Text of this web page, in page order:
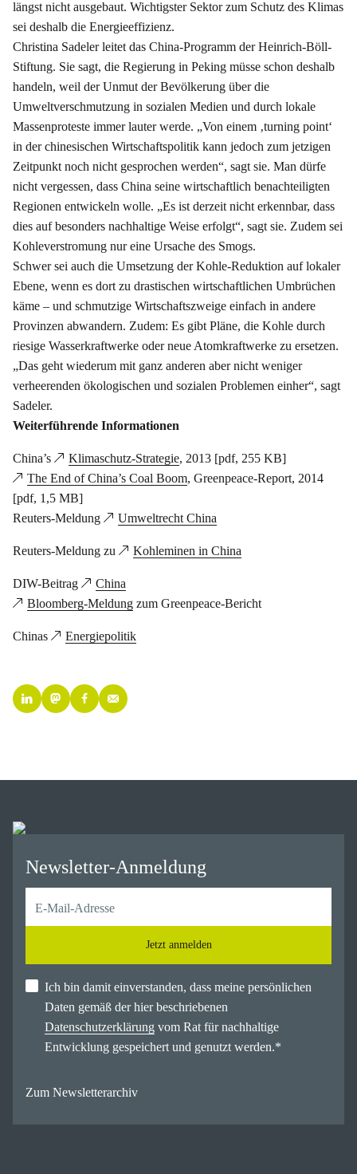
längst nicht ausgebaut. Wichtigster Sektor zum Schutz des Klimas
sei deshalb die Energieeffizienz.
Christina Sadeler leitet das China-Programm der Heinrich-Böll-
Stiftung. Sie sagt, die Regierung in Peking müsse schon deshalb
handeln, weil der Unmut der Bevölkerung über die
Umweltverschmutzung in sozialen Medien und durch lokale
Massenproteste immer lauter werde. „Von einem ‚turning point‘
in der chinesischen Wirtschaftspolitik kann jedoch zum jetzigen
Zeitpunkt noch nicht gesprochen werden“, sagt sie. Man dürfe
nicht vergessen, dass China seine wirtschaftlich benachteiligten
Regionen entwickeln wolle. „Es ist derzeit nicht erkennbar, dass
dies auf besonders nachhaltige Weise erfolgt“, sagt sie. Zudem sei
Kohleverstromung nur eine Ursache des Smogs.
Schwer sei auch die Umsetzung der Kohle-Reduktion auf lokaler
Ebene, wenn es dort zu drastischen wirtschaftlichen Umbrüchen
käme – und schmutzige Wirtschaftszweige einfach in andere
Provinzen abwandern. Zudem: Es gibt Pläne, die Kohle durch
riesige Wasserkraftwerke oder neue Atomkraftwerke zu ersetzen.
„Das geht wiederum mit ganz anderen aber nicht weniger
verheerenden ökologischen und sozialen Problemen einher“, sagt
Sadeler.
Weiterführende Informationen
China’s Klimaschutz-Strategie, 2013 [pdf, 255 KB]
The End of China’s Coal Boom, Greenpeace-Report, 2014
[pdf, 1,5 MB]
Reuters-Meldung
Umweltrecht China
Reuters-Meldung zu Kohleminen in China
DIW-Beitrag
China
Bloomberg-Meldung zum Greenpeace-Bericht
Chinas Energiepolitik
Newsletter-Anmeldung
Jetzt anmelden
Ich bin damit einverstanden, dass meine persönlichen
Daten gemäß der hier beschriebenen
Datenschutzerklärung vom Rat für nachhaltige
Entwicklung gespeichert und genutzt werden.*
Zum Newsletterarchiv